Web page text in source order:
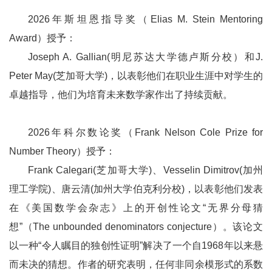
2026年斯坦恩指导奖（Elias M. Stein Mentoring
Award）授予：
Joseph A. Gallian(明尼苏达大学德卢斯分校）和J.
Peter May(芝加哥大学)，以表彰他们在职业生涯中对学生的
卓越指导，他们为培育未来数学家作出了持续贡献。
2026年科尔数论奖（Frank Nelson Cole Prize for
Number Theory）授予：
Frank Calegari(芝加哥大学)、Vesselin Dimitrov(加州
理工学院)、唐云清(加州大学伯克利分校)，以表彰他们发表
在《美国数学会杂志》上的开创性论文“无界分母猜
想”（The unbounded denominators conjecture）。该论文
以一种“令人瞩目的独创性证明”解决了一个自1968年以来悬
而未决的猜想。作者的研究表明，任何非同余模形式的系数